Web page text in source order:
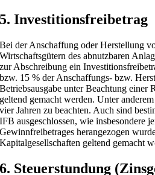
5. Investitionsfreibetrag
Bei der Anschaffung oder Herstellung
Wirtschaftsgütern des abnutzbaren
zur Abschreibung ein
bzw. 15 % der Anschaffungs- bzw.
Betriebsausgabe unter Beachtung einer
geltend gemacht werden. Unter
vier Jahren zu beachten. Auch sind
IFB ausgeschlossen, wie insbesondere
Gewinnfreibetrages herangezogen
Kapitalgesellschaften geltend gemacht
6. Steuerstundung